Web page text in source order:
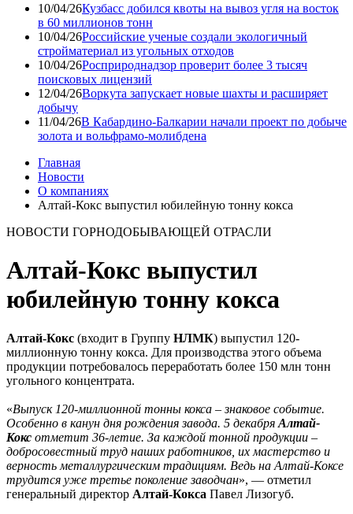
10/04/26Кузбасс добился квоты на вывоз угля на восток
в 60 миллионов тонн
10/04/26Российские ученые создали экологичный
стройматериал из угольных отходов
10/04/26Росприроднадзор проверит более 3 тысяч
поисковых лицензий
12/04/26Воркута запускает новые шахты и расширяет
добычу
11/04/26В Кабардино-Балкарии начали проект по добыче
золота и вольфрамо-молибдена
Главная
Новости
О компаниях
Алтай-Кокс выпустил юбилейную тонну кокса
НОВОСТИ ГОРНОДОБЫВАЮЩЕЙ ОТРАСЛИ
Алтай-Кокс выпустил
юбилейную тонну кокса
Алтай-Кокс (входит в Группу НЛМК) выпустил 120-
миллионную тонну кокса. Для производства этого объема
продукции потребовалось переработать более 150 млн тонн
угольного концентрата.
«Выпуск 120-миллионной тонны кокса – знаковое событие.
Особенно в канун дня рождения завода. 5 декабря Алтай-
Кокс отметит 36-летие. За каждой тонной продукции –
добросовестный труд наших работников, их мастерство и
верность металлургическим традициям. Ведь на Алтай-Коксе
трудится уже третье поколение заводчан», — отметил
генеральный директор Алтай-Кокса Павел Лизогуб.